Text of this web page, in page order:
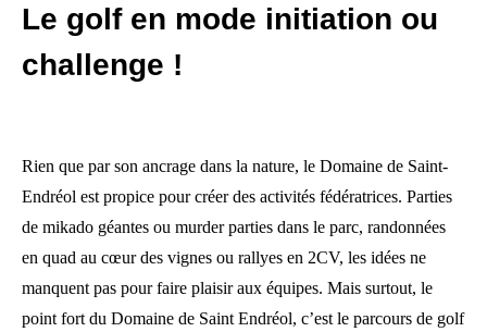
Le golf en mode initiation ou
challenge !
Rien que par son ancrage dans la nature, le Domaine de Saint-
Endréol est propice pour créer des activités fédératrices. Parties
de mikado géantes ou murder parties dans le parc, randonnées
en quad au cœur des vignes ou rallyes en 2CV, les idées ne
manquent pas pour faire plaisir aux équipes. Mais surtout, le
point fort du Domaine de Saint Endréol, c’est le parcours de golf